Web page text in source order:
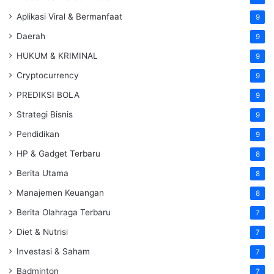
Aplikasi Viral & Bermanfaat 9
Daerah 9
HUKUM & KRIMINAL 9
Cryptocurrency 9
PREDIKSI BOLA 9
Strategi Bisnis 9
Pendidikan 9
HP & Gadget Terbaru 8
Berita Utama 8
Manajemen Keuangan 8
Berita Olahraga Terbaru 7
Diet & Nutrisi 7
Investasi & Saham 7
Badminton 7